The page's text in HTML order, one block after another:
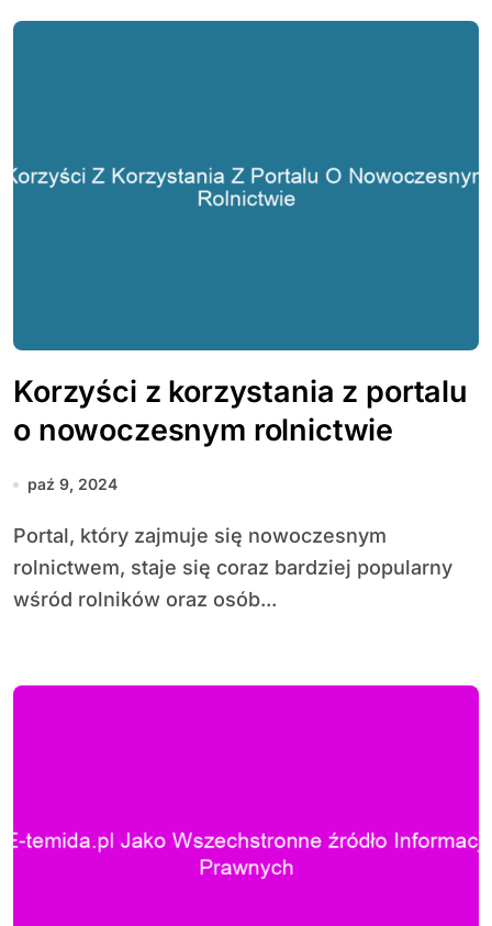
Korzyści z korzystania z portalu
o nowoczesnym rolnictwie
paź 9, 2024
Portal, który zajmuje się nowoczesnym
rolnictwem, staje się coraz bardziej popularny
wśród rolników oraz osób...